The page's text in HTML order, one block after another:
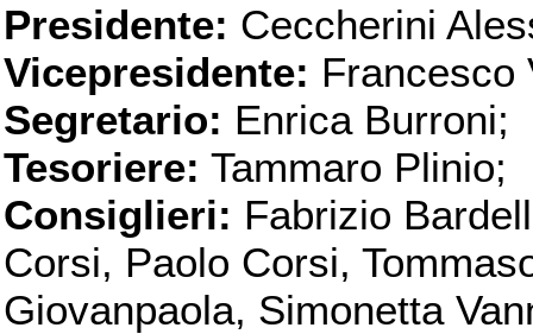
Presidente: Ceccherini
Vicepresidente: Francesco
Segretario: Enrica Burroni;
Tesoriere: Tammaro Plinio;
Consiglieri: Fabrizio
Corsi, Paolo Corsi,
Giovanpaola, Simonetta